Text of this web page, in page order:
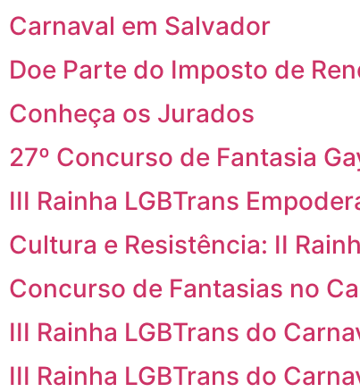
Carnaval em Salvador
Doe Parte do Imposto de
Conheça os Jurados
27º Concurso de Fantasia
III Rainha LGBTrans
Cultura e Resistência: II
Concurso de Fantasias no
III Rainha LGBTrans do
III Rainha LGBTrans do